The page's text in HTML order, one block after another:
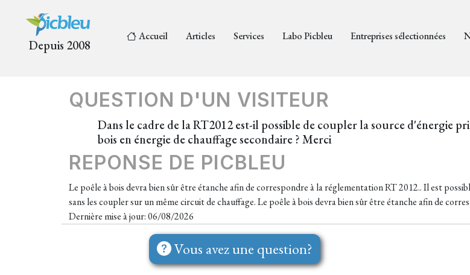
Depuis 2008
Accueil Articles Services Labo Picbleu Entreprises sélectionnées
QUESTION D'UN VISITEUR
Dans le cadre de la RT2012 est-il possible de coupler la source d'énergie
bois en énergie de chauffage secondaire ? Merci
REPONSE DE PICBLEU
Le poêle à bois devra bien sûr être étanche afin de correspondre à la réglementation RT 2012.. Il est
sans les coupler sur un même circuit de chauffage. Le poêle à bois devra bien sûr être étanche afin de
Dernière mise à jour: 06/08/2026
Vous avez une question?